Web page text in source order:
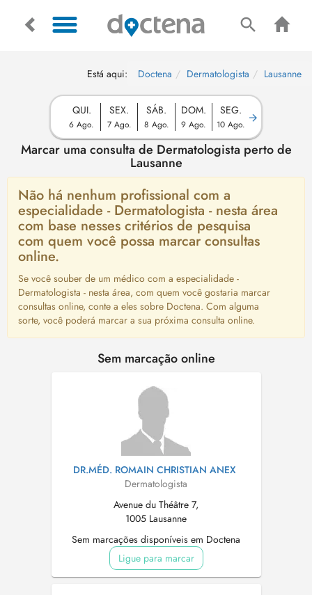
Está aqui: Doctena Dermatologista Lausanne
QUI.
6 Ago.
SEX.
7 Ago.
SÁB.
8 Ago.
DOM.
9 Ago.
SEG.
10 Ago.
Marcar uma consulta de Dermatologista perto de
Lausanne
Não há nenhum profissional com a
especialidade - Dermatologista - nesta área
com base nesses critérios de pesquisa
com quem você possa marcar consultas
online.
Se você souber de um médico com a especialidade -
Dermatologista - nesta área, com quem você gostaria marcar
consultas online, conte a eles sobre Doctena. Com alguma
sorte, você poderá marcar a sua próxima consulta online.
Sem marcação online
DR.MÉD. ROMAIN CHRISTIAN ANEX
Dermatologista
Avenue du Théâtre 7,
1005 Lausanne
Sem marcações disponíveis em Doctena
Ligue para marcar